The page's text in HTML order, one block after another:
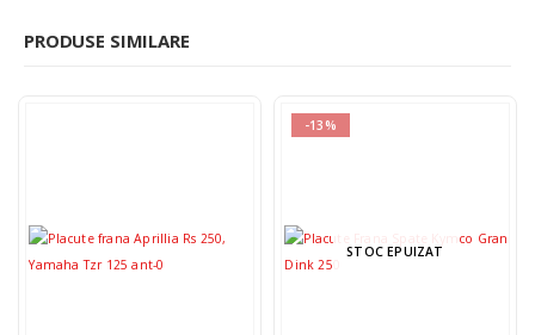
PRODUSE SIMILARE
-13%
STOC EPUIZAT